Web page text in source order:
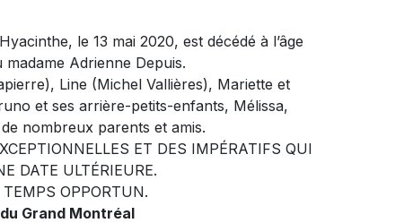
le 13 mai 2020, est décédé à l’âge
Adrienne Depuis.
Line (Michel Vallières), Mariette et
et ses arrière-petits-enfants, Mélissa,
nombreux parents et amis.
ET DES IMPÉRATIFS QUI
DATE ULTÉRIEURE.
OPPORTUN.
Grand Montréal